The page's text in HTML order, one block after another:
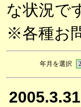
な状況で
※各種お
年月を選択
2005.3.31